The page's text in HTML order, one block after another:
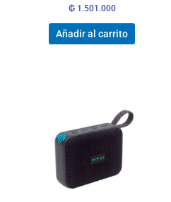
₲1.501.000
Añadir al carrito